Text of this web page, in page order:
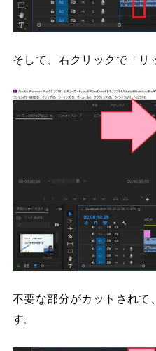
そして、右クリックで「リ
不要な部分がカットされて
す。